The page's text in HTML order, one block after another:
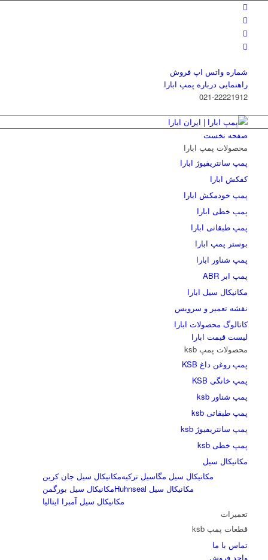
شماره واتس اپ فروش
راهنمایی درباره پمپ ابارا
021-22221912
صفحه نخست
محصولات پمپ ابارا
پمپ سانتریفیوژ ابارا
کفکش ابارا
پمپ خودمکش ابارا
پمپ خطی ابارا
پمپ طبقاتی ابارا
بوستر پمپ ابارا
پمپ شناور ابارا
پمپ ابر ABR
مکانیکال سیل ابارا
نقشه تعمیر و سرویس
کاتالوگ محصولات ابارا
لیست قیمت ابارا
محصولات پمپ ksb
پمپ روغن داغ KSB
پمپ خانگی KSB
پمپ شناور ksb
پمپ طبقاتی ksb
پمپ سانتریفیوژ ksb
پمپ خطی ksb
مکانیکال سیل
مکانیکال سیل جان کرینمکانیکال سیل مگاسیل ترکیه
مکانیکال سیل بورگمن
مکانیکال سیل Huhnseal
مکانیکال سیل آمبرا ایتالیا
تعمیرات
قطعات پمپ ksb
تماس با ما
واحد فروش